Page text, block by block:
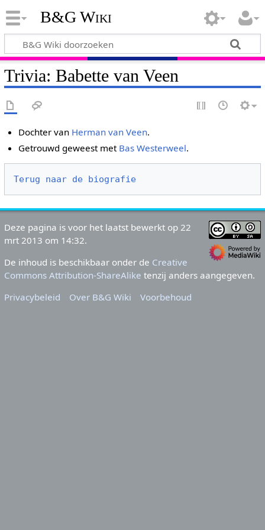
B&G Wiki
Trivia: Babette van Veen
Dochter van Herman van Veen.
Getrouwd geweest met Bas Westerweel.
Terug naar de biografie
Deze pagina is voor het laatst bewerkt op 22
mrt 2013 om 14:32.
De inhoud is beschikbaar onder de Creative
Commons Attribution-ShareAlike tenzij anders aangegeven.
Privacybeleid
Over B&G Wiki Voorbehoud